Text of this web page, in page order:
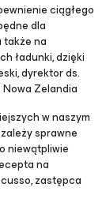
ciągłego
dla
także na
ładunki, dzięki
dyrektor ds.
Zelandia
w naszym
sprawne
niewątpliwie
na
zastępca